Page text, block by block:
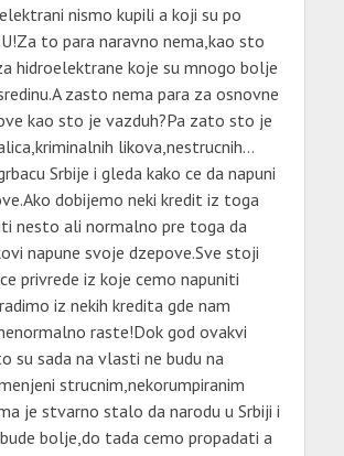
nismo kupili a koji su po
to para naravno nema,kao sto
hidroelektrane koje su mnogo bolje
zasto nema para za osnovne
kao sto je vazduh?Pa zato sto je
likova,nestrucnih…
Srbije i gleda kako ce da napuni
dobijemo neki kredit iz toga
nesto ali normalno pre toga da
napune svoje dzepove.Sve stoji
privrede iz koje cemo napuniti
iz nekih kredita gde nam
raste!Dok god ovakvi
su sada na vlasti ne budu na
strucnim,nekorumpiranim
je stvarno stalo da narodu u Srbiji i
bolje,do tada cemo propadati a